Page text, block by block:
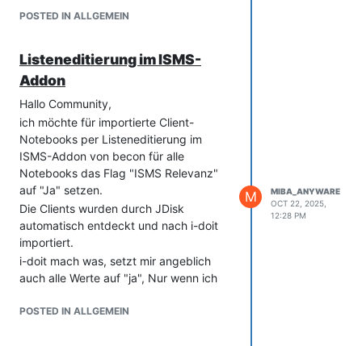
POSTED IN ALLGEMEIN
Listeneditierung im ISMS-
Addon
Hallo Community,
ich möchte für importierte Client-
Notebooks per Listeneditierung im
ISMS-Addon von becon für alle
Notebooks das Flag "ISMS Relevanz"
auf "Ja" setzen.
Die Clients wurden durch JDisk
automatisch entdeckt und nach i-doit
importiert.
i-doit mach was, setzt mir angeblich
auch alle Werte auf "ja", Nur wenn ich
die Werte sind wieder leer.
POSTED IN ALLGEMEIN
M
MIBA_ANYWARE
OCT 22, 2025,
12:28 PM